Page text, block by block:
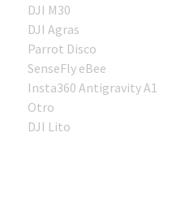
DJI M30
DJI Agras
Parrot Disco
SenseFly eBee
Insta360 Antigravity A1
Otro
DJI Lito